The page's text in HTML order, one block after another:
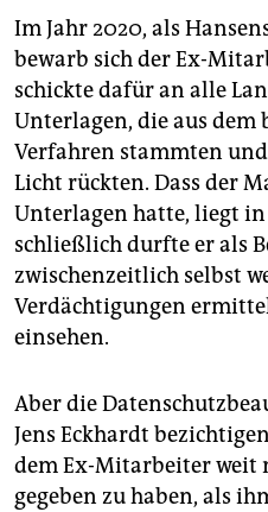
Im Jahr 2020, als
bewarb sich der Ex-
schickte dafür an alle
Unterlagen, die aus dem
Verfahren stammten
Licht rückten. Dass der
Unterlagen hatte, liegt in
schließlich durfte er als
zwischenzeitlich selbst
Verdächtigungen
einsehen.
Aber die
Jens Eckhardt
dem Ex-Mitarbeiter
gegeben zu haben, als